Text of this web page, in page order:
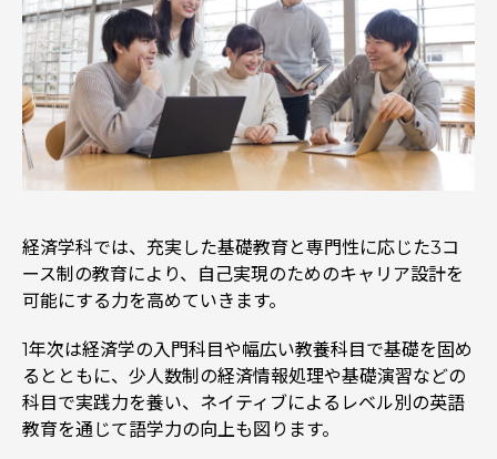
経済学科では、充実した基礎教育と専門性に応じた3コ
ース制の教育により、自己実現のためのキャリア設計を
可能にする力を高めていきます。
1年次は経済学の入門科目や幅広い教養科目で基礎を固め
るとともに、少人数制の経済情報処理や基礎演習などの
科目で実践力を養い、ネイティブによるレベル別の英語
教育を通じて語学力の向上も図ります。